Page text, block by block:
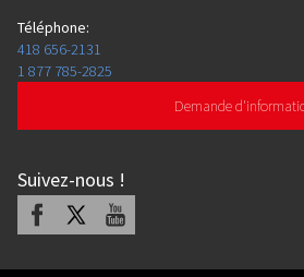
Téléphone:
418 656-2131
1 877 785-2825
Demande
Suivez-nous !
Facebook Youtube